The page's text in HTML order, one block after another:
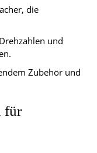
die
und
Zubehör und
für